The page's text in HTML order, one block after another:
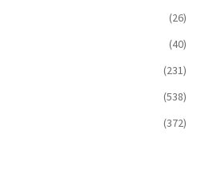
(26)
(40)
(231)
(538)
(372)